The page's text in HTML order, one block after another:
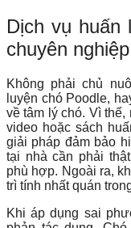
Dịch vụ huấn
chuyên nghiệp
Không phải chủ
luyện chó Poodle,
về tâm lý chó. Vì
video hoặc sách
giải pháp đảm bảo
tại nhà cần phải
phù hợp. Ngoài ra,
trì tính nhất quán
Khi áp dụng sai